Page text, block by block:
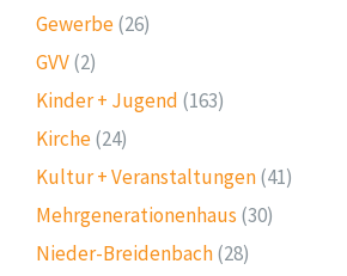
Gewerbe(26)
GVV(2)
Kinder + Jugend (163)
Kirche(24)
Kultur + Veranstaltungen(41)
Mehrgenerationenhaus (30)
Nieder-Breidenbach(28)